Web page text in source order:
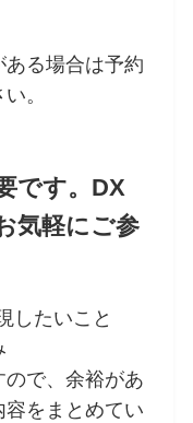
る場合は予約
。
です。DX
気軽にご参
したいこと
で、余裕があ
をまとめてい